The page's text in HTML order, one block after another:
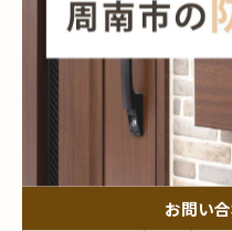
周南市から県内外へ幅広
のストーカー相談
盗聴器 ストーカー
一
お問い